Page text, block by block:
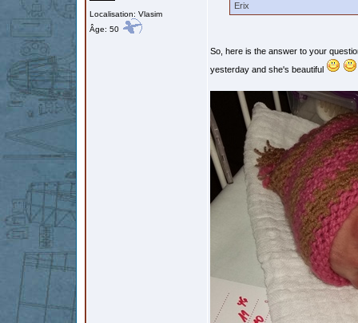
Localisation: Vlasim
Âge: 50
Erix
So, here is the answer to your
yesterday and she's beautiful